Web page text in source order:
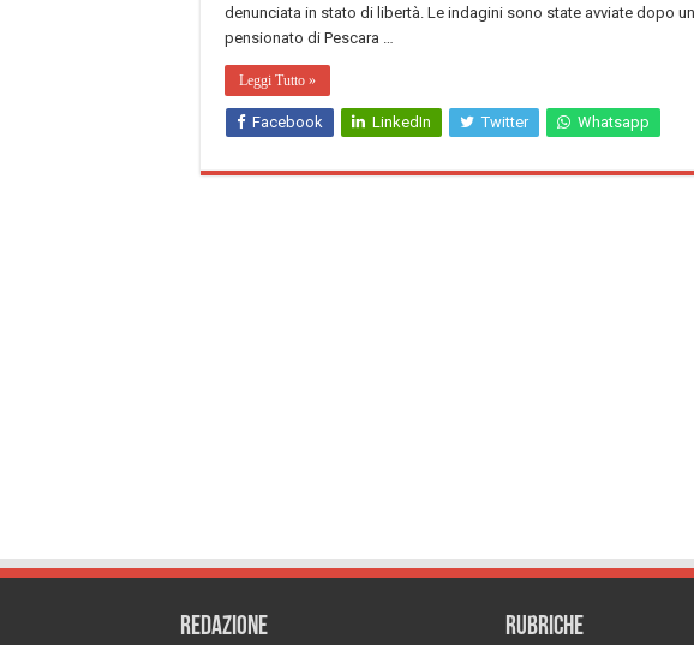
denunciata in stato di libertà. Le indagini sono state avviate dopo
pensionato di Pescara …
Leggi Tutto »
Facebook LinkedIn Twitter Whatsapp
REDAZIONE RUBRICHE